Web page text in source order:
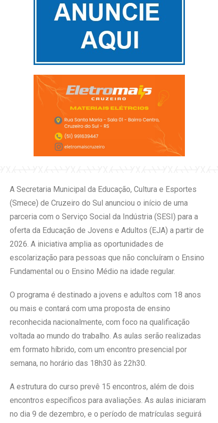
A Secretaria Municipal da Educação, Cultura e Esportes
(Smece) de Cruzeiro do Sul anunciou o início de uma
parceria com o Serviço Social da Indústria (SESI) para a
oferta da Educação de Jovens e Adultos (EJA) a partir de
2026. A iniciativa amplia as oportunidades de
escolarização para pessoas que não concluíram o Ensino
Fundamental ou o Ensino Médio na idade regular.
O programa é destinado a jovens e adultos com 18 anos
ou mais e contará com uma proposta de ensino
reconhecida nacionalmente, com foco na qualificação
voltada ao mundo do trabalho. As aulas serão realizadas
em formato híbrido, com um encontro presencial por
semana, no horário das 18h30 às 22h30.
A estrutura do curso prevê 15 encontros, além de dois
encontros específicos para avaliações. As aulas iniciaram
no dia 9 de dezembro, e o período de matrículas seguirá